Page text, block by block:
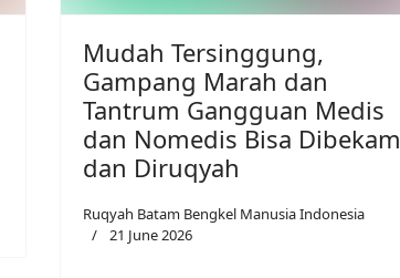
Mudah Tersinggung,
Gampang Marah dan
Tantrum Gangguan Medis
dan Nomedis Bisa Dibekam
dan Diruqyah
Ruqyah Batam Bengkel Manusia Indonesia
21 June 2026